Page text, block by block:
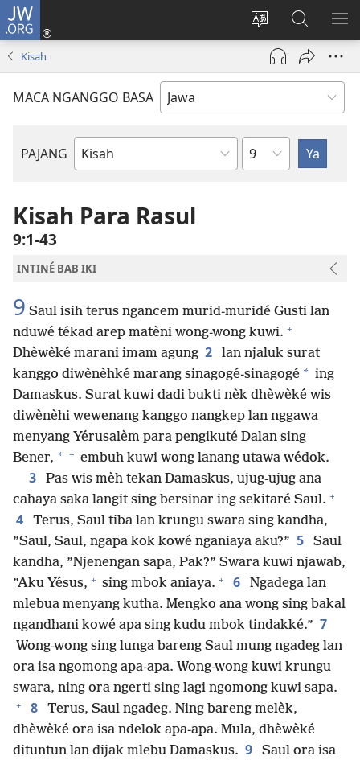
JW.ORG
Ganti
basa
situs
Mlebu
(opens
window)
Golèk
JW.ORG
Kisah
MACA NGANGGO BASA
PAJANG
Buku
Bab
Kisah Para Rasul
9:1-43
INTINÉ BAB IKI
9 Saul isih terus ngancem murid-muridé Gusti lan
nduwé tékad arep matèni wong-wong kuwi. +
Dhèwèké marani imam agung 2
lan njaluk surat
kanggo diwènèhké marang sinagogé-sinagogé * ing
Damaskus. Surat kuwi dadi bukti nèk dhèwèké wis
diwènèhi wewenang kanggo nangkep lan nggawa
menyang Yérusalèm para pengikuté Dalan sing
Bener, * + embuh kuwi wong lanang utawa wédok.
3
Pas wis mèh tekan Damaskus, ujug-ujug ana
cahaya saka langit sing bersinar ing sekitaré Saul. +
4
Terus, Saul tiba lan krungu swara sing kandha,
”Saul, Saul, ngapa kok kowé nganiaya aku?” 5
Saul
kandha, ”Njenengan sapa, Pak?” Swara kuwi njawab,
”Aku Yésus, + sing mbok aniaya. + 6
Ngadega lan
mlebua menyang kutha. Mengko ana wong sing bakal
ngandhani kowé apa sing kudu mbok tindakké.” 7
Wong-wong sing lunga bareng Saul mung ngadeg lan
ora isa ngomong apa-apa. Wong-wong kuwi krungu
swara, ning ora ngerti sing lagi ngomong kuwi sapa.
+ 8
Terus, Saul ngadeg. Ning bareng melèk,
dhèwèké ora isa ndelok apa-apa. Mula, dhèwèké
dituntun lan dijak mlebu Damaskus. 9
Saul ora isa